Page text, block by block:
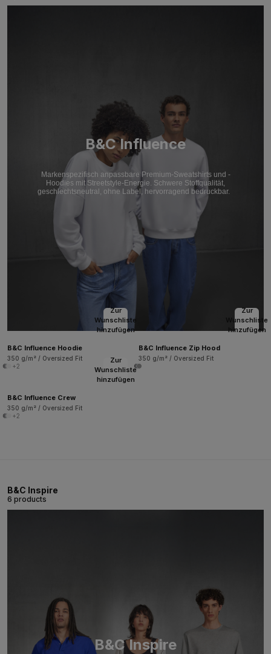
B&C Influence
Markenspezifisch anpassbare Premium-Sweatshirts und -
Hoodies mit Streetstyle-Energie. Schwere Stoffqualität,
geschlechtsneutral, ohne Label, hervorragend bedruckbar.
Zur
Wunschliste
hinzufügen
B&C Influence Hoodie
350 g/m² / Oversized Fit
+2
Zur
Wunschliste
hinzufügen
B&C Influence Zip Hood
350 g/m² / Oversized Fit
Zur
Wunschliste
hinzufügen
B&C Influence Crew
350 g/m² / Oversized Fit
+2
B&C Inspire
6 products
B&C Inspire